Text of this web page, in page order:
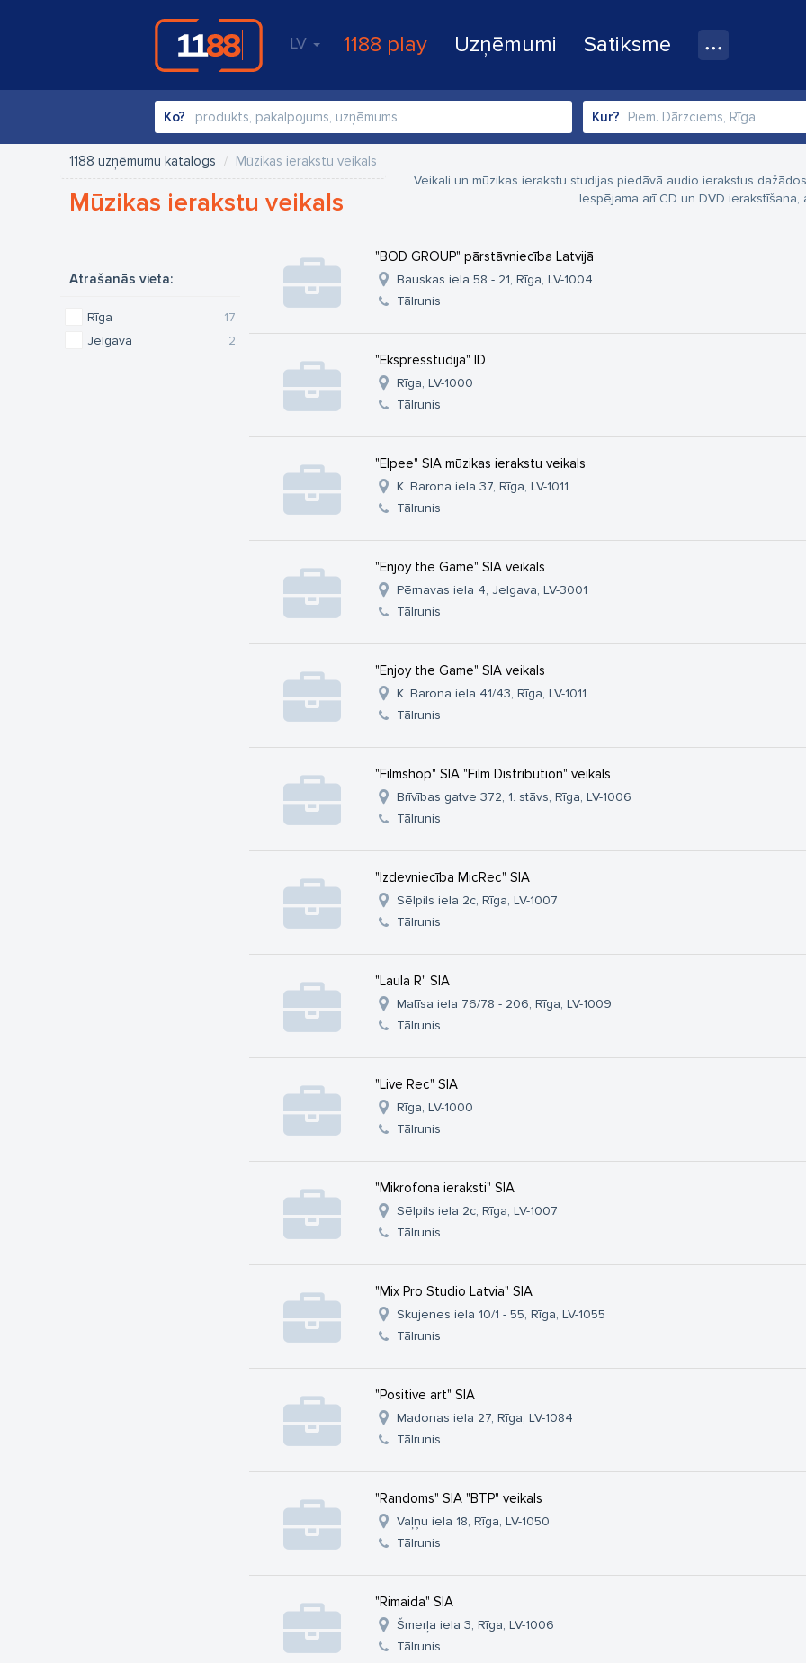
LV 1188 play Uzņēmumi Satiksme
Ko? Kur?
1188 uzņēmumu katalogs Mūzikas ierakstu veikals
Mūzikas ierakstu veikals
Veikali un mūzikas ierakstu studijas piedāvā audio ierakstus
Iespējama arī CD un DVD
Atrašanās vieta:
17
Rīga
2
Jelgava
"BOD GROUP" pārstāvniecība Latvijā
Bauskas iela 58 - 21, Rīga, LV-1004
Tālrunis
"Ekspresstudija" ID
Rīga, LV-1000
Tālrunis
"Elpee" SIA mūzikas ierakstu veikals
K. Barona iela 37, Rīga, LV-1011
Tālrunis
"Enjoy the Game" SIA veikals
Pērnavas iela 4, Jelgava, LV-3001
Tālrunis
"Enjoy the Game" SIA veikals
K. Barona iela 41/43, Rīga, LV-1011
Tālrunis
"Filmshop" SIA "Film Distribution" veikals
Brīvības gatve 372, 1. stāvs, Rīga, LV-1006
Tālrunis
"Izdevniecība MicRec" SIA
Sēlpils iela 2c, Rīga, LV-1007
Tālrunis
"Laula R" SIA
Matīsa iela 76/78 - 206, Rīga, LV-1009
Tālrunis
"Live Rec" SIA
Rīga, LV-1000
Tālrunis
"Mikrofona ieraksti" SIA
Sēlpils iela 2c, Rīga, LV-1007
Tālrunis
"Mix Pro Studio Latvia" SIA
Skujenes iela 10/1 - 55, Rīga, LV-1055
Tālrunis
"Positive art" SIA
Madonas iela 27, Rīga, LV-1084
Tālrunis
"Randoms" SIA "BTP" veikals
Vaļņu iela 18, Rīga, LV-1050
Tālrunis
"Rimaida" SIA
Šmerļa iela 3, Rīga, LV-1006
Tālrunis